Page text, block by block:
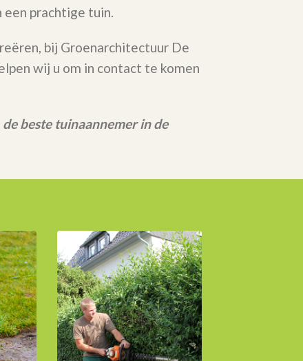
prachtige tuin.
bij Groenarchitectuur De
wij u om in contact te komen
de beste tuinaannemer in de